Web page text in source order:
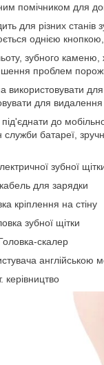
помічником для
різних станів
однією кнопкою,
зубного каменю,
проблем
використовувати
для
до
батареї,
зубної
для зарядки
кріплення на стіну
зубної щітки
скалер
англійською
керівництво